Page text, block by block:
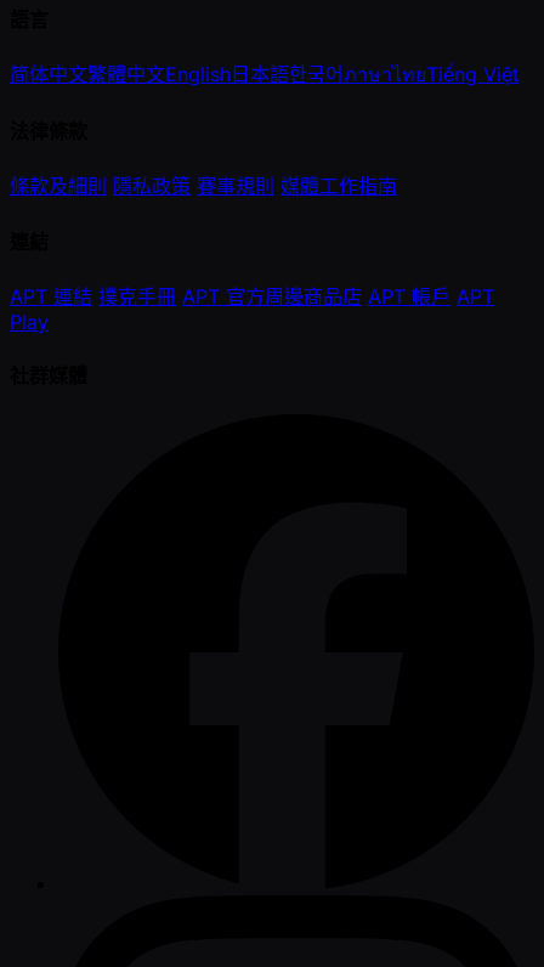
简体中文繁體中文English日本語한국어ภาษาไทยTiếng Việt
條款及細則 隱私政策 賽事規則 媒體工作指南
APT 連結 撲克手冊 APT 官方周邊商品店 APT 帳戶 APT
Play